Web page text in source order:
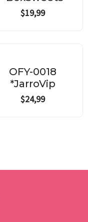
$19,99
OFY-0018
*JarroVip
$24,99